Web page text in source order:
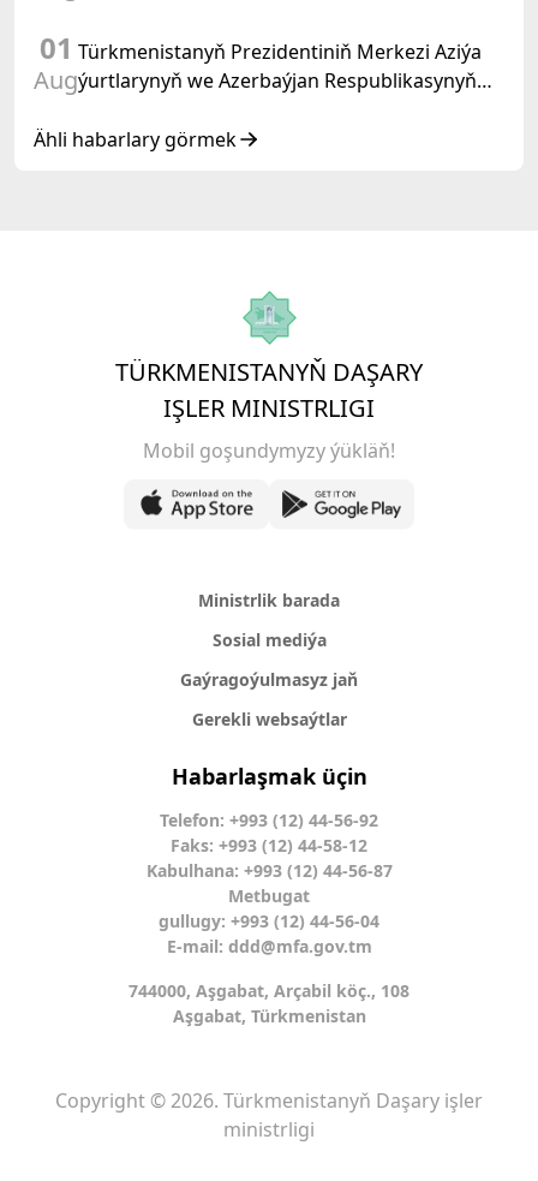
01
Aug
Türkmenistanyň Prezidentiniň Merkezi Aziýa
ýurtlarynyň we Azerbaýjan Respublikasynyň
duşuşygyndaky ÇYKYŞY
Ähli habarlary görmek
TÜRKMENISTANYŇ DAŞARY
IŞLER MINISTRLIGI
Mobil goşundymyzy ýükläň!
Ministrlik barada
Sosial mediýa
Gaýragoýulmasyz jaň
Gerekli websaýtlar
Habarlaşmak üçin
Telefon: +993 (12) 44-56-92
Faks: +993 (12) 44-58-12
Kabulhana: +993 (12) 44-56-87
Metbugat
gullugy: +993 (12) 44-56-04
E-mail: ddd@mfa.gov.tm
744000, Aşgabat, Arçabil köç., 108
Aşgabat, Türkmenistan
Copyright © 2026. Türkmenistanyň Daşary işler
ministrligi